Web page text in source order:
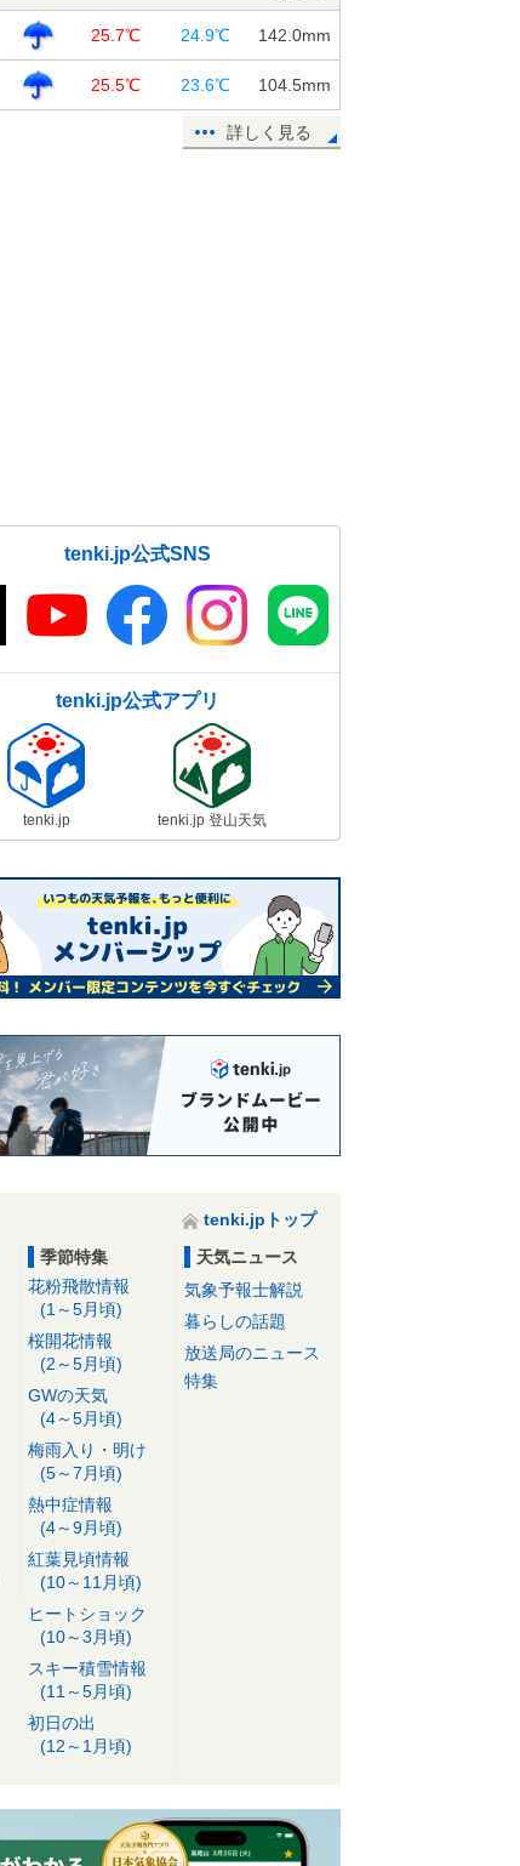
25.7℃ 24.9℃ 142.0mm
25.5℃ 23.6℃ 104.5mm
詳しく見る
tenki.jp公式SNS
tenki.jp公式アプリ
tenki.jp tenki.jp 登山天気
tenki.jpトップ
季節特集
花粉飛散情報
(1～5月頃)
桜開花情報
(2～5月頃)
GWの天気
(4～5月頃)
梅雨入り・明け
(5～7月頃)
熱中症情報
(4～9月頃)
紅葉見頃情報
(10～11月頃)
ヒートショック
(10～3月頃)
スキー積雪情報
(11～5月頃)
初日の出
(12～1月頃)
天気ニュース
気象予報士解説
暮らしの話題
放送局のニュース
特集